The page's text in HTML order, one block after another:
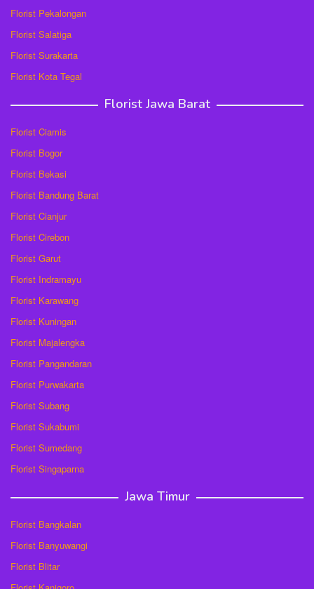
Florist Pekalongan
Florist Salatiga
Florist Surakarta
Florist Kota Tegal
Florist Jawa Barat
Florist Ciamis
Florist Bogor
Florist Bekasi
Florist Bandung Barat
Florist Cianjur
Florist Cirebon
Florist Garut
Florist Indramayu
Florist Karawang
Florist Kuningan
Florist Majalengka
Florist Pangandaran
Florist Purwakarta
Florist Subang
Florist Sukabumi
Florist Sumedang
Florist Singaparna
Jawa Timur
Florist Bangkalan
Florist Banyuwangi
Florist Blitar